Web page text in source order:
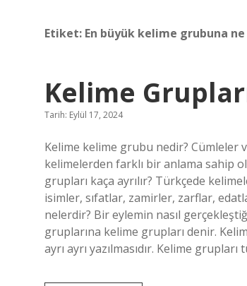
Etiket: En büyük kelime grubuna
Kelime
Tarih: Eylül 17, 2024
Kelime kelime grubu nedir? Cümleler
kelimelerden farklı bir anlama sahip
grupları kaça ayrılır? Türkçede
isimler, sıfatlar, zamirler, zarflar,
nelerdir? Bir eylemin nasıl
gruplarına kelime grupları denir.
ayrı ayrı yazılmasıdır. Kelime